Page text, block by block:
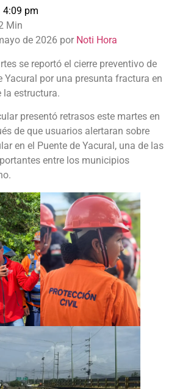
4:09 pm
de 2026 por Noti Hora
se reportó el cierre preventivo de
Yacural por una presunta fractura en
la estructura.
presentó retrasos este martes en
de que usuarios alertaran sobre
en el Puente de Yacural, una de las
entre los municipios